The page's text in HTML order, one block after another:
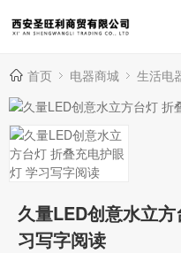
首页 电器商城 生活电
久量LED创意水立
习写字阅读